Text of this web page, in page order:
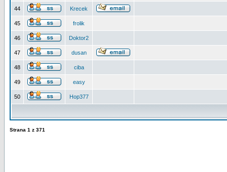
44 Krecek
45 frolik
46 Doktor2
47 dusan
48 ciba
49 easy
50 Hop377
Strana 1 z 371